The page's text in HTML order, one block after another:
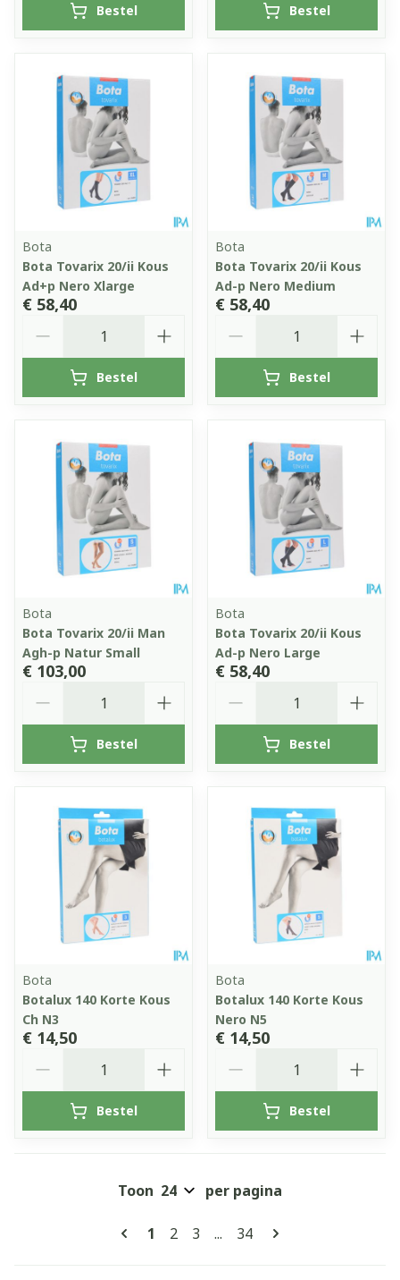
Bestel Bestel
Bota
Bota Tovarix 20/ii Kous
Ad+p Nero Xlarge
€ 58,40
Bestel
Bota
Bota Tovarix 20/ii Kous
Ad-p Nero Medium
€ 58,40
Bestel
Bota
Bota Tovarix 20/ii Man
Agh-p Natur Small
€ 103,00
Bestel
Bota
Bota Tovarix 20/ii Kous
Ad-p Nero Large
€ 58,40
Bestel
Bota
Botalux 140 Korte Kous
Ch N3
€ 14,50
Bestel
Bota
Botalux 140 Korte Kous
Nero N5
€ 14,50
Bestel
Pagina's
U lees momenteel pagina
1 Pagina
2 Pagina
3 ... Pagina
34
Toon per pagina